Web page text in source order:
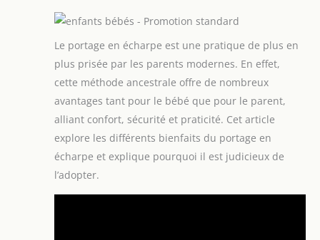
Le portage en écharpe est une pratique de plus en
plus prisée par les parents modernes. En effet,
cette méthode ancestrale offre de nombreux
avantages tant pour le bébé que pour le parent,
alliant confort, sécurité et praticité. Cet article
explore les différents bienfaits du portage en
écharpe et explique pourquoi il est judicieux de
l’adopter.